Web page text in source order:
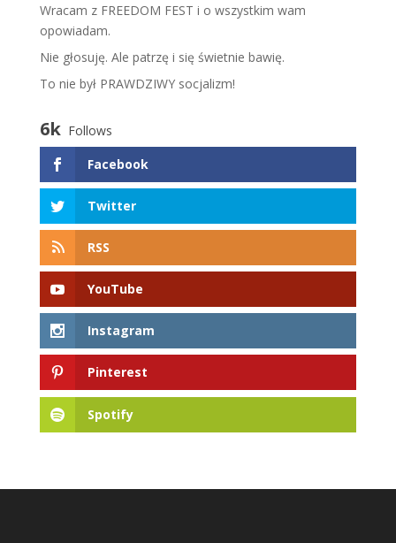
Wracam z FREEDOM FEST i o wszystkim wam
opowiadam.
​N​ie głosuję. Ale patrzę i się świetnie bawię.
To nie był PRAWDZIWY socjalizm!
6k Follows
Facebook
Twitter
RSS
YouTube
Instagram
Pinterest
Spotify